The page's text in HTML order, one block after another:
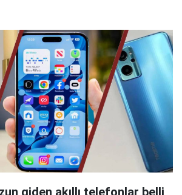
giden akıllı telefonlar belli